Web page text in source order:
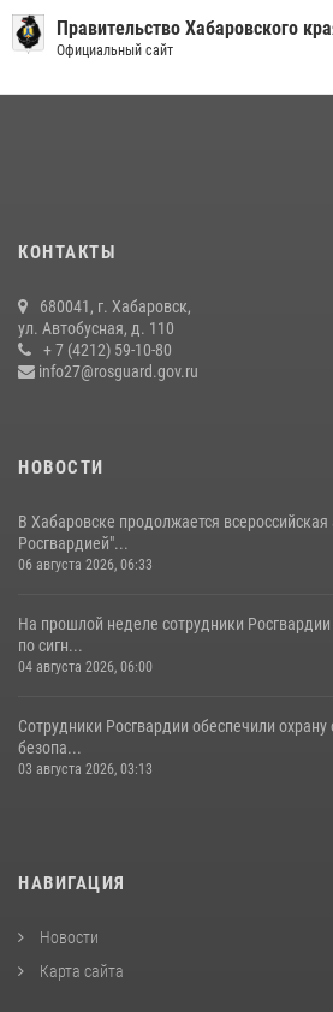
Правительство Хабаровского
Официальный сайт
КОНТАКТЫ
680041, г. Хабаровск,
ул. Автобусная, д. 110
+ 7 (4212) 59-10-80
info27@rosguard.gov.ru
НОВОСТИ
В Хабаровске продолжается
Росгвардией"...
06 августа 2026, 06:33
На прошлой неделе сотрудники
по сигн...
04 августа 2026, 06:00
Сотрудники Росгвардии обеспечили
безопа...
03 августа 2026, 03:13
НАВИГАЦИЯ
Новости
Карта сайта